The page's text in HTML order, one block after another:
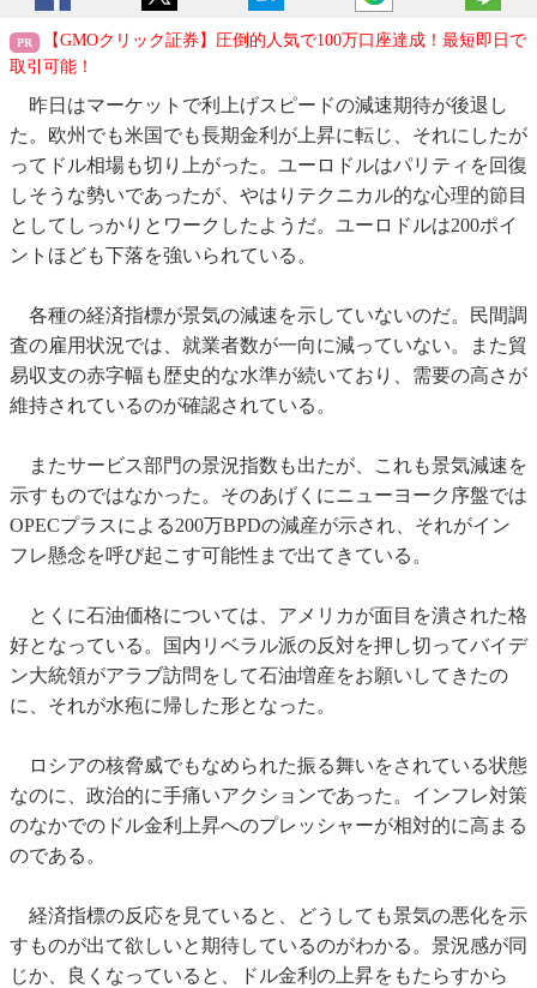
【GMOクリック証券】圧倒的人気で100万口座達成！最短即日で
取引可能！
昨日はマーケットで利上げスピードの減速期待が後退し
た。欧州でも米国でも長期金利が上昇に転じ、それにしたが
ってドル相場も切り上がった。ユーロドルはパリティを回復
しそうな勢いであったが、やはりテクニカル的な心理的節目
としてしっかりとワークしたようだ。ユーロドルは200ポイ
ントほども下落を強いられている。
各種の経済指標が景気の減速を示していないのだ。民間調
査の雇用状況では、就業者数が一向に減っていない。また貿
易収支の赤字幅も歴史的な水準が続いており、需要の高さが
維持されているのが確認されている。
またサービス部門の景況指数も出たが、これも景気減速を
示すものではなかった。そのあげくにニューヨーク序盤では
OPECプラスによる200万BPDの減産が示され、それがイン
フレ懸念を呼び起こす可能性まで出てきている。
とくに石油価格については、アメリカが面目を潰された格
好となっている。国内リベラル派の反対を押し切ってバイデ
ン大統領がアラブ訪問をして石油増産をお願いしてきたの
に、それが水疱に帰した形となった。
ロシアの核脅威でもなめられた振る舞いをされている状態
なのに、政治的に手痛いアクションであった。インフレ対策
のなかでのドル金利上昇へのプレッシャーが相対的に高まる
のである。
経済指標の反応を見ていると、どうしても景気の悪化を示
すものが出て欲しいと期待しているのがわかる。景況感が同
じか、良くなっていると、ドル金利の上昇をもたらすから